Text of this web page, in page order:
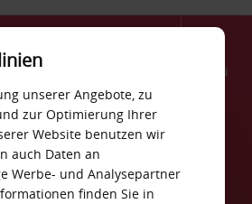
Menü
Basel
unserer Angebote, zu
zur Optimierung Ihrer
Website benutzen wir
auch Daten an
Werbe- und Analysepartner
finden Sie in